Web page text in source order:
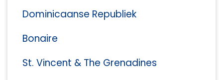
Dominicaanse Republiek
Bonaire
St. Vincent & The Grenadines